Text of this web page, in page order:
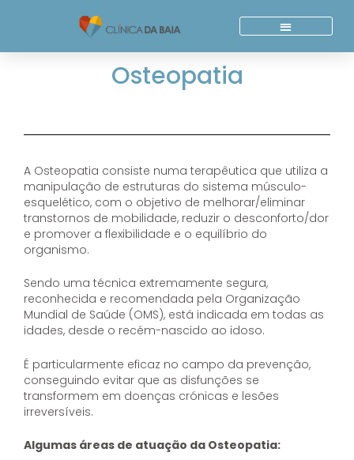
Osteopatia
A Osteopatia consiste numa terapêutica que utiliza a
manipulação de estruturas do sistema músculo-
esquelético, com o objetivo de melhorar/eliminar
transtornos de mobilidade, reduzir o desconforto/dor
e promover a flexibilidade e o equilíbrio do
organismo.
Sendo uma técnica extremamente segura,
reconhecida e recomendada pela Organização
Mundial de Saúde (OMS), está indicada em todas as
idades, desde o recém-nascido ao idoso.
É particularmente eficaz no campo da prevenção,
conseguindo evitar que as disfunções se
transformem em doenças crónicas e lesões
irreversíveis.
Algumas áreas de atuação da Osteopatia: